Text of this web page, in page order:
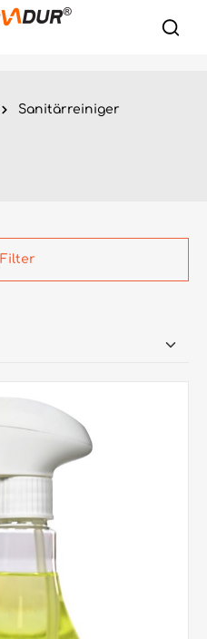
Sanitärreiniger
Filter